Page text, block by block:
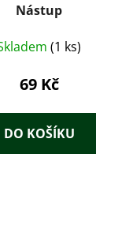
Nástup
(1 ks)
69 Kč
DO KOŠÍKU